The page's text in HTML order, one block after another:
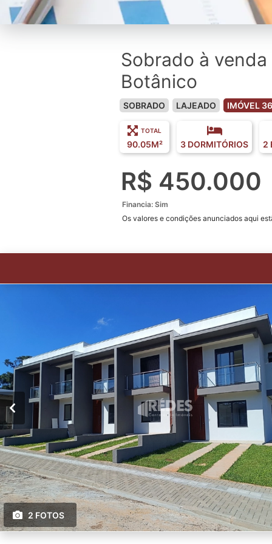
Sobrado à
Botânico
SOBRADO LAJEADO IMÓVEL
TOTAL
90.05M² 3 DORMITÓRIOS 2
R$ 450.000
Financia: Sim
Os valores e condições anunciados aqui
2 FOTOS